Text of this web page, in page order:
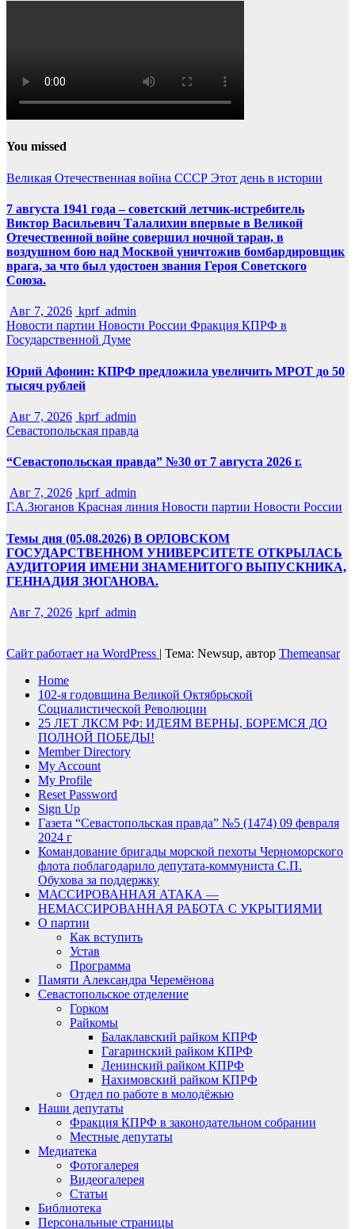
You missed
Великая Отечественная война СССР Этот день в истории
7 августа 1941 года – советский летчик-истребитель
Виктор Васильевич Талалихин впервые в Великой
Отечественной войне совершил ночной таран, в
воздушном бою над Москвой уничтожив бомбардировщик
врага, за что был удостоен звания Героя Советского
Союза.
Авг 7, 2026 kprf_admin
Новости партии Новости России Фракция КПРФ в
Государственной Думе
Юрий Афонин: КПРФ предложила увеличить МРОТ до 50
тысяч рублей
Авг 7, 2026 kprf_admin
Севастопольская правда
“Севастопольская правда” №30 от 7 августа 2026 г.
Авг 7, 2026 kprf_admin
Г.А.Зюганов Красная линия Новости партии Новости России
Темы дня (05.08.2026) В ОРЛОВСКОМ
ГОСУДАРСТВЕННОМ УНИВЕРСИТЕТЕ ОТКРЫЛАСЬ
АУДИТОРИЯ ИМЕНИ ЗНАМЕНИТОГО ВЫПУСКНИКА,
ГЕННАДИЯ ЗЮГАНОВА.
Авг 7, 2026 kprf_admin
Сайт работает на WordPress | Тема: Newsup, автор Themeansar
Home
102-я годовщина Великой Октябрьской
Социалистической Революции
25 ЛЕТ ЛКСМ РФ: ИДЕЯМ ВЕРНЫ, БОРЕМСЯ ДО
ПОЛНОЙ ПОБЕДЫ!
Member Directory
My Account
My Profile
Reset Password
Sign Up
Газета “Севастопольская правда” №5 (1474) 09 февраля
2024 г
Командование бригады морской пехоты Черноморского
флота поблагодарило депутата-коммуниста С.П.
Обухова за поддержку
МАССИРОВАННАЯ АТАКА —
НЕМАССИРОВАННАЯ РАБОТА С УКРЫТИЯМИ
О партии
Как вступить
Устав
Программа
Памяти Александра Черемёнова
Севастопольское отделение
Горком
Райкомы
Балаклавский райком КПРФ
Гагаринский райком КПРФ
Ленинский райком КПРФ
Нахимовский райком КПРФ
Отдел по работе в молодёжью
Наши депутаты
Фракция КПРФ в законодательном собрании
Местные депутаты
Медиатека
Фотогалерея
Видеогалерея
Статьи
Библиотека
Персональные страницы